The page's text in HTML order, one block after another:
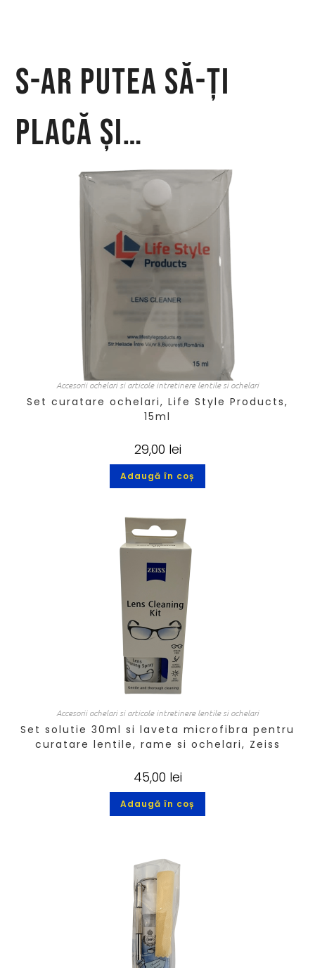
S-ar putea să-ți
placă și…
Accesorii ochelari si articole intretinere lentile si ochelari
Set curatare ochelari, Life Style Products,
15ml
29,00 lei
Adaugă în coș
Accesorii ochelari si articole intretinere lentile si ochelari
Set solutie 30ml si laveta microfibra pentru
curatare lentile, rame si ochelari, Zeiss
45,00 lei
Adaugă în coș